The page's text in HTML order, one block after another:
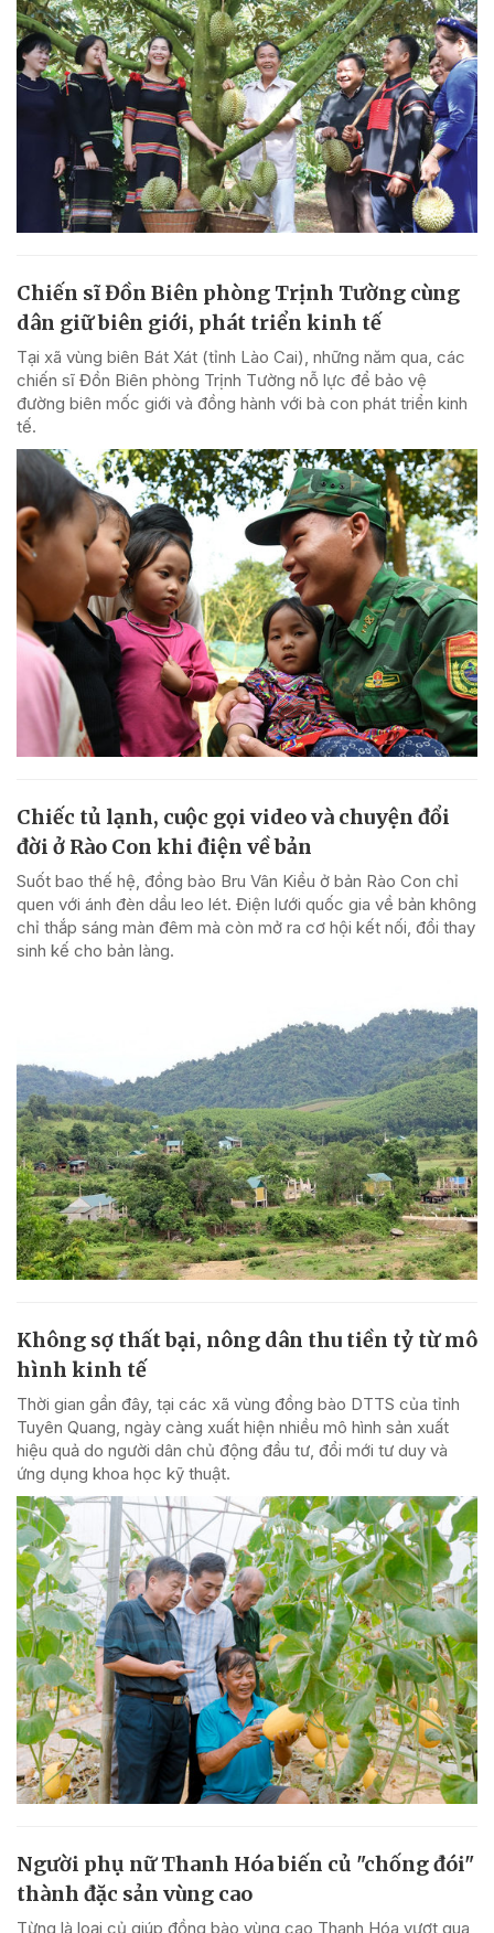
Chiến sĩ Đồn Biên phòng Trịnh Tường cùng
dân giữ biên giới, phát triển kinh tế
Tại xã vùng biên Bát Xát (tỉnh Lào Cai), những năm qua, các
chiến sĩ Đồn Biên phòng Trịnh Tường nỗ lực để bảo vệ
đường biên mốc giới và đồng hành với bà con phát triển kinh
tế.
Chiếc tủ lạnh, cuộc gọi video và chuyện đổi
đời ở Rào Con khi điện về bản
Suốt bao thế hệ, đồng bào Bru Vân Kiều ở bản Rào Con chỉ
quen với ánh đèn dầu leo lét. Điện lưới quốc gia về bản không
chỉ thắp sáng màn đêm mà còn mở ra cơ hội kết nối, đổi thay
sinh kế cho bản làng.
Không sợ thất bại, nông dân thu tiền tỷ từ mô
hình kinh tế
Thời gian gần đây, tại các xã vùng đồng bào DTTS của tỉnh
Tuyên Quang, ngày càng xuất hiện nhiều mô hình sản xuất
hiệu quả do người dân chủ động đầu tư, đổi mới tư duy và
ứng dụng khoa học kỹ thuật.
Người phụ nữ Thanh Hóa biến củ "chống đói"
thành đặc sản vùng cao
Từng là loại củ giúp đồng bào vùng cao Thanh Hóa vượt qua